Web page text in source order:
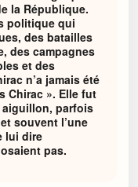
la République.
politique qui
des batailles
des campagnes
et des
n’a jamais été
Chirac ». Elle fut
aiguillon, parfois
souvent l’une
lui dire
pas.